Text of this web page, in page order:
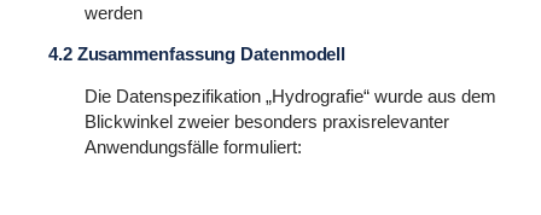
werden
4.2 Zusammenfassung Datenmodell
Die Datenspezifikation „Hydrografie“ wurde aus dem
Blickwinkel zweier besonders praxisrelevanter
Anwendungsfälle formuliert: